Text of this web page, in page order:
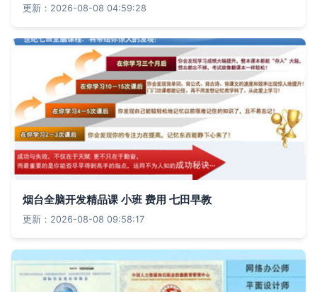
更新：2026-08-08 04:59:28
烟台全脑开发精品课 小班 费用 七田早教
更新：2026-08-08 09:58:17